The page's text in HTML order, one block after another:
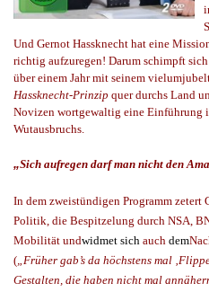
Und Gernot Hassknecht hat eine
richtig aufzuregen! Darum schimpft
über einem Jahr mit seinem
Hassknecht-Prinzip quer durchs Land
Novizen wortgewaltig eine Einführung
Wutausbruchs.
„Sich aufregen darf man nicht den
In dem zweistündigen Programm zetert
Politik, die Bespitzelung durch NSA,
Mobilität undwidmet sich auch dem
( „Früher gab’s da höchstens mal
Gestalten, die haben nicht mal